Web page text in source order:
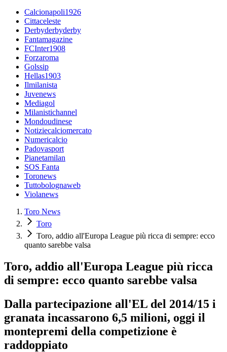
Calcionapoli1926
Cittaceleste
Derbyderbyderby
Fantamagazine
FCInter1908
Forzaroma
Golssip
Hellas1903
Ilmilanista
Juvenews
Mediagol
Milanistichannel
Mondoudinese
Notiziecalciomercato
Numericalcio
Padovasport
Pianetamilan
SOS Fanta
Toronews
Tuttobolognaweb
Violanews
Toro News
Toro
Toro, addio all'Europa League più ricca di sempre: ecco
quanto sarebbe valsa
Toro, addio all'Europa League più ricca
di sempre: ecco quanto sarebbe valsa
Dalla partecipazione all'EL del 2014/15 i
granata incassarono 6,5 milioni, oggi il
montepremi della competizione è
raddoppiato